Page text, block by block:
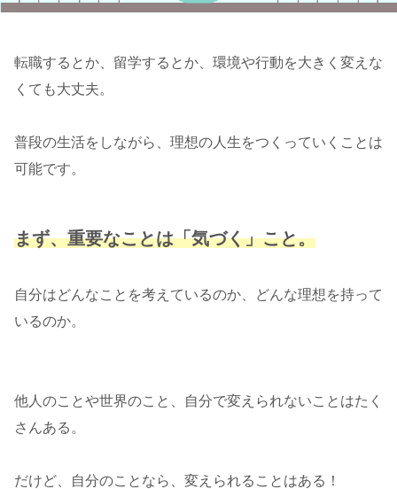
転職するとか、留学するとか、環境や行動を大きく変えな
くても大丈夫。
普段の生活をしながら、理想の人生をつくっていくことは
可能です。
まず、重要なことは「気づく」こと。
自分はどんなことを考えているのか、どんな理想を持って
いるのか。
他人のことや世界のこと、自分で変えられないことはたく
さんある。
だけど、自分のことなら、変えられることはある！